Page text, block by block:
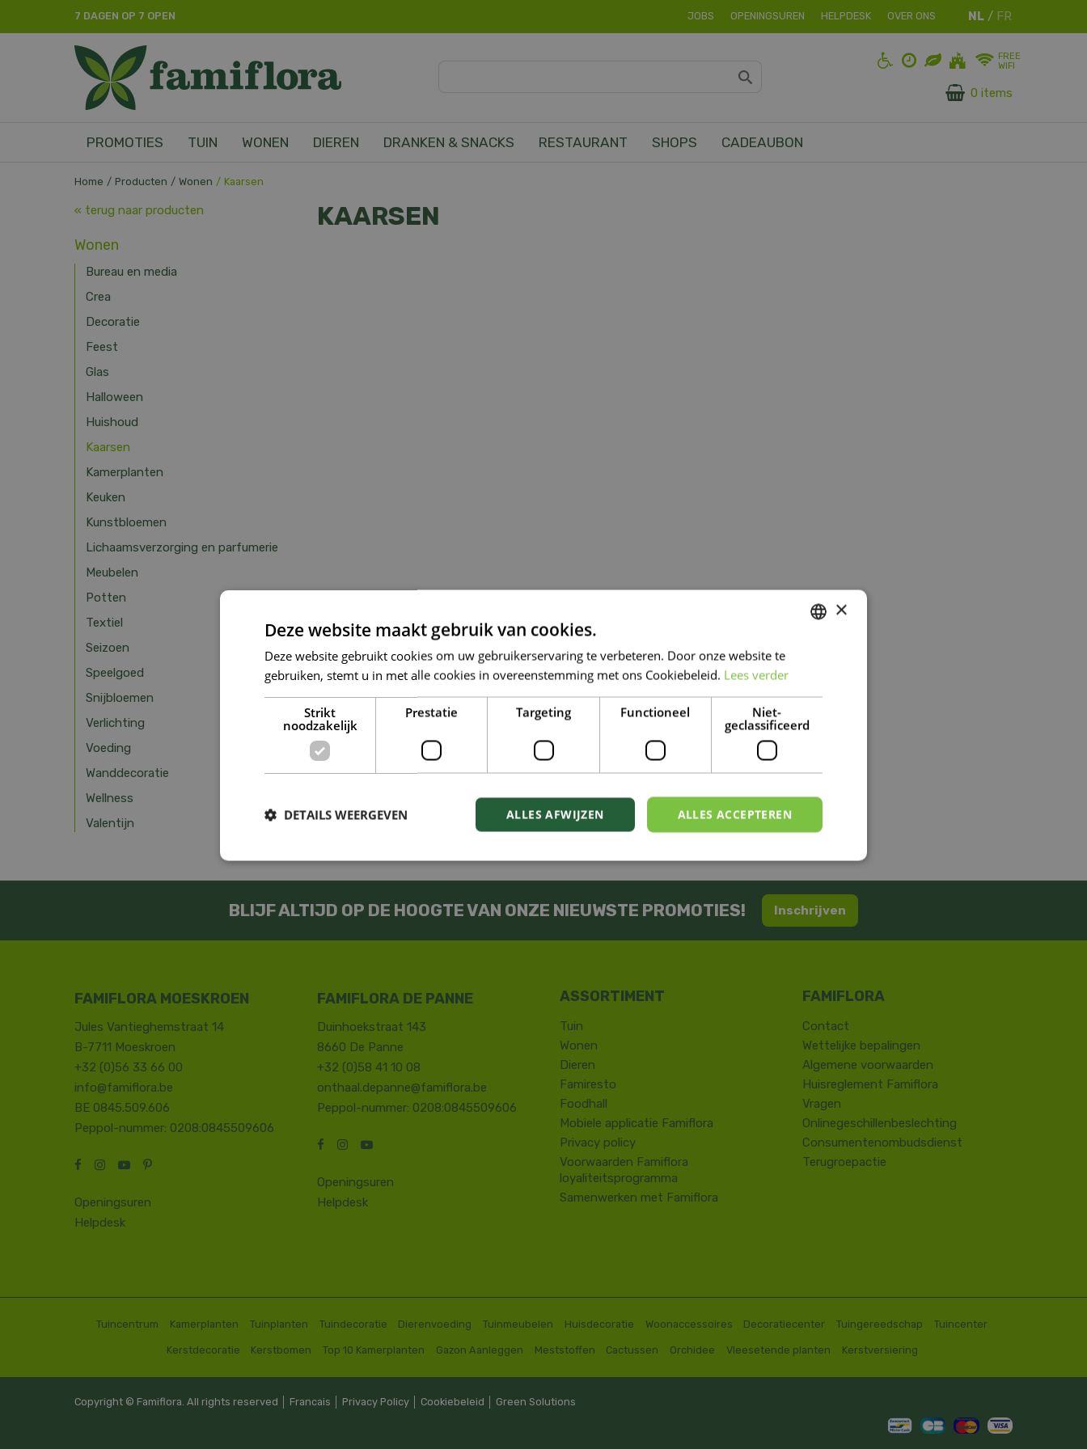
Home Producten Wonen Kaarsen
7 DAGEN OP 7 OPEN JOBS OPENINGSUREN HELPDESK OVER ONS
FREE
WIFI
0 items
PROMOTIES TUIN WONEN DIEREN DRANKEN & SNACKS RESTAURANT SHOPS CADEAUBON
KAARSEN
« terug naar producten
Wonen
Bureau en media
Crea
Decoratie
Feest
Glas
Halloween
Huishoud
Kaarsen
Kamerplanten
Keuken
Kunstbloemen
Lichaamsverzorging en parfumerie
Meubelen
Potten
Textiel
Seizoen
Speelgoed
Snijbloemen
Verlichting
Voeding
Wanddecoratie
Wellness
Valentijn
BLIJF ALTIJD OP DE HOOGTE VAN ONZE NIEUWSTE PROMOTIES! Inschrijven
FAMIFLORA MOESKROEN
Jules Vantieghemstraat 14
B-7711 Moeskroen
+32 (0)56 33 66 00
info@famiflora.be
BE 0845.509.606
Peppol-nummer: 0208:0845509606
Openingsuren
Helpdesk
FAMIFLORA DE PANNE
Duinhoekstraat 143
8660 De Panne
+32 (0)58 41 10 08
onthaal.depanne@famiflora.be
Peppol-nummer: 0208:0845509606
Openingsuren
Helpdesk
Tuin
Wonen
Dieren
Famiresto
Foodhall
Mobiele applicatie Famiflora
Privacy policy
Voorwaarden Famiflora
loyaliteitsprogramma
Samenwerken met Famiflora
Contact
​Wettelijke bepalingen
Algemene voorwaarden
Huisreglement Famiflora
Vragen
Onlinegeschillenbeslechting
Consumentenombudsdienst
Terugroepactie
Tuincentrum Kamerplanten Tuinplanten Tuindecoratie Dierenvoeding Tuinmeubelen Huisdecoratie Woonaccessoires Decoratiecenter Tuingereedschap Tuincenter
Kerstdecoratie Kerstbomen Top 10 Kamerplanten Gazon Aanleggen Meststoffen Cactussen Orchidee Vleesetende planten Kerstversiering
Copyright © Famiflora. All rights reserved │ Francais Privacy Policy Cookiebeleid Green Solutions
×
Deze website maakt gebruik van cookies.
Deze website gebruikt cookies om uw gebruikerservaring te verbeteren. Door onze website te
gebruiken, stemt u in met alle cookies in overeenstemming met ons Cookiebeleid. Lees verder
Strikt
noodzakelijk
Prestatie Targeting Functioneel
Niet-
geclassificeerd
ALLES ACCEPTEREN
ALLES AFWIJZEN
DETAILS WEERGEVEN